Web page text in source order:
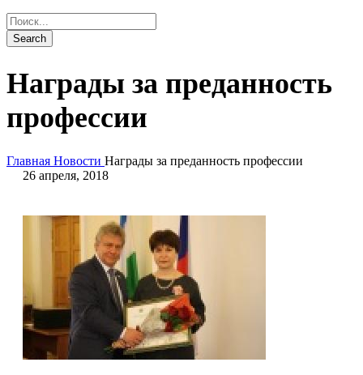
Награды за преданность
профессии
Главная Новости Награды за преданность профессии
26 апреля, 2018